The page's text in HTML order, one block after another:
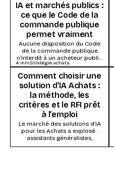
IA et marchés publics :
ce que le Code de la
commande publique
permet vraiment
Aucune disposition du Code
de la commande publique
n’interdit à un acheteur public
d’utiliser l’intelligence
artificielle. Ce qui s’impose,
ce...
4 minStratégie achats
Comment choisir une
solution d’IA Achats :
la méthode, les
critères et le RFI prêt
à l’emploi
Le marché des solutions d’IA
pour les Achats a explosé :
assistants généralistes,
modules IA des suites Source-